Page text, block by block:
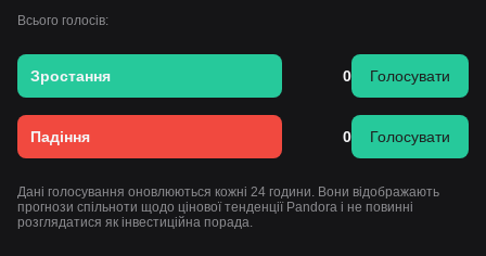
Всього голосів:
Зростання 0 Голосувати
Падіння 0 Голосувати
Дані голосування оновлюються кожні 24 години. Вони відображають
прогнози спільноти щодо цінової тенденції Pandora і не повинні
розглядатися як інвестиційна порада.